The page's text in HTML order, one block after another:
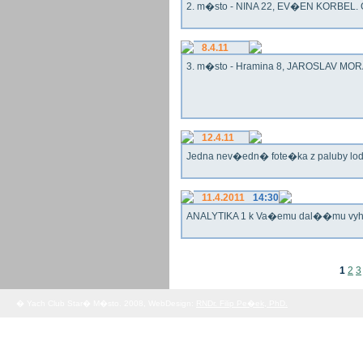
2. m�sto - NINA 22, EV�EN KORBEL.
8.4.11
3. m�sto - Hramina 8, JAROSLAV
12.4.11
Jedna nev�edn� fote�ka z paluby
11.4.2011
14:30
ANALYTIKA 1 k Va�emu dal��mu
1 2 3